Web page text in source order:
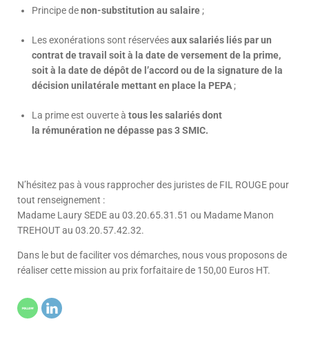
Principe denon-substitution au salaire ;
Les exonérations sont réservéesaux salariés liés par un
contrat de travail soit à la date de versement de la prime,
soit à la date de dépôt de l’accord ou de la signature de la
décision unilatérale mettant en place la PEPA ;
La prime est ouverte à tous les salariés dont
la rémunération ne dépasse pas 3 SMIC.
N’hésitez pas à vous rapprocher des juristes de FIL ROUGE pour
tout renseignement :
Madame Laury SEDE au 03.20.65.31.51 ou Madame Manon
TREHOUT au 03.20.57.42.32.
Dans le but de faciliter vos démarches, nous vous proposons de
réaliser cette mission au prix forfaitaire de 150,00 Euros HT.